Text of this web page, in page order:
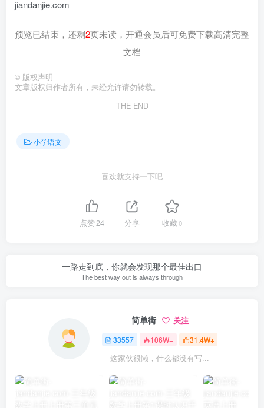
预览已结束，还剩2页未读，开通会员后可免费下载高清完整
文档
© 版权声明
文章版权归作者所有，未经允许请勿转载。
THE END
小学语文
喜欢就支持一下吧
点赞24 分享 收藏0
一路走到底，你就会发现那个最佳出口
The best way out is always through
简单街 关注
33557 106W+ 31.4W+
这家伙很懒，什么都没有写...